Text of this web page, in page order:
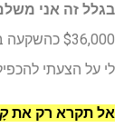
בגלל זה אני
$36,000 כהשקעה ב
לי על הצעתי
אל תקרא רק את